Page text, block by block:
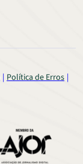
Política de Erros